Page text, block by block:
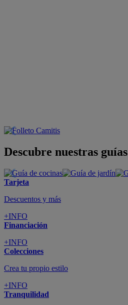
Descubre nuestras guías
Tarjeta
Descuentos y más
+INFO
Financiación
+INFO
Colecciones
Crea tu propio estilo
+INFO
Tranquilidad